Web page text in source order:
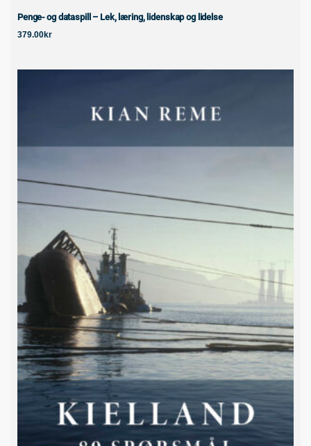
Penge- og dataspill – Lek, læring, lidenskap og lidelse
379.00kr